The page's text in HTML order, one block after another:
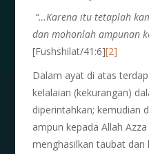
“…Karena itu tetaplah
dan mohonlah ampunan
[Fushshilat/41:6][2]
Dalam ayat di atas
kelalaian (kekurangan)
diperintahkan; kemudian
ampun kepada Allah
menghasilkan taubat